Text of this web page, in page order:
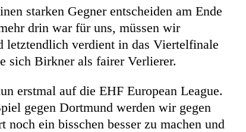
starken Gegner entscheiden am Ende
drin war für uns, müssen wir
letztendlich verdient in das Viertelfinale
sich Birkner als fairer Verlierer.
erstmal auf die EHF European League.
gegen Dortmund werden wir gegen
noch ein bisschen besser zu machen und